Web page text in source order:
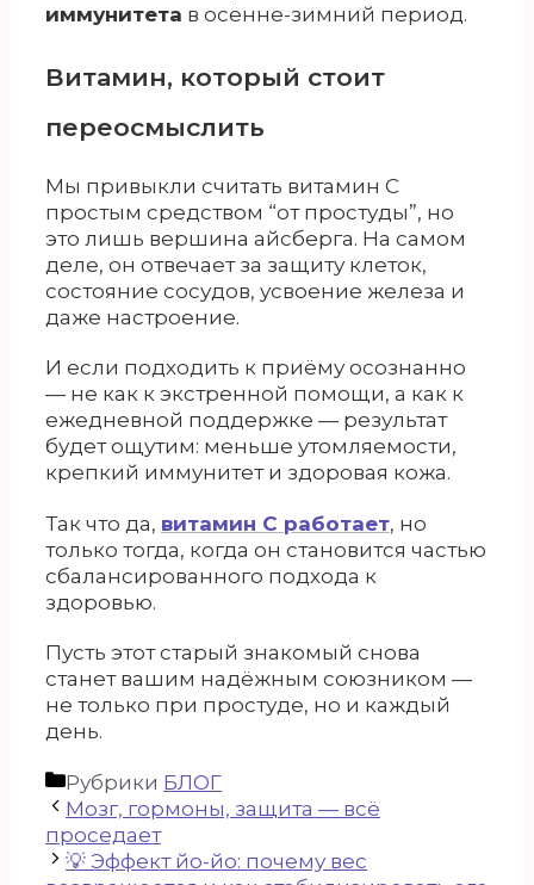
иммунитета в осенне-зимний период.
Витамин, который стоит
переосмыслить
Мы привыкли считать витамин С
простым средством “от простуды”, но
это лишь вершина айсберга. На самом
деле, он отвечает за защиту клеток,
состояние сосудов, усвоение железа и
даже настроение.
И если подходить к приёму осознанно
— не как к экстренной помощи, а как к
ежедневной поддержке — результат
будет ощутим: меньше утомляемости,
крепкий иммунитет и здоровая кожа.
Так что да, витамин С работает, но
только тогда, когда он становится частью
сбалансированного подхода к
здоровью.
Пусть этот старый знакомый снова
станет вашим надёжным союзником —
не только при простуде, но и каждый
день.
Рубрики БЛОГ
Мозг, гормоны, защита — всё
проседает
💡 Эффект йо-йо: почему вес